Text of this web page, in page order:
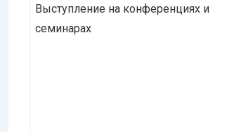
Выступление на конференциях и
семинарах